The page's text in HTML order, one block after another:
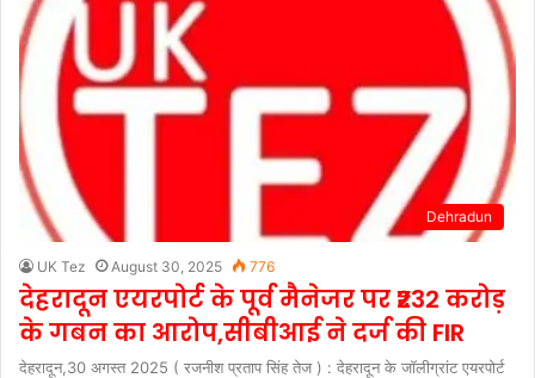
Dehradun
UK Tez August 30, 2025 776
देहरादून एयरपोर्ट के पूर्व मैनेजर पर ₹232 करोड़
के गबन का आरोप,सीबीआई ने दर्ज की FIR
देहरादून,30 अगस्त 2025 ( रजनीश प्रताप सिंह तेज ) : देहरादून के जॉलीग्रांट एयरपोर्ट